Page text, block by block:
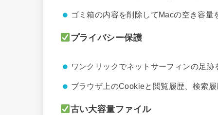
ゴミ箱の内容を削除してMacの空き容量
プライバシー保護
ワンクリックでネットサーフィンの足跡
ブラウザ上のCookieと閲覧履歴、検索
古い大容量ファイル